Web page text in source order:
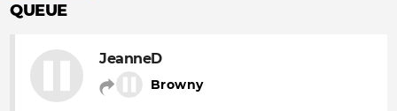
QUEUE
JeanneD
Browny